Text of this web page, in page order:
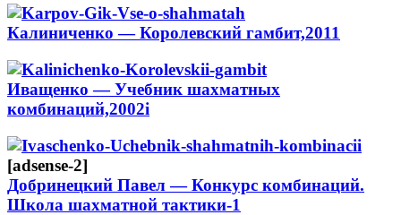
Калиниченко — Королевский гамбит,2011
Иващенко — Учебник шахматных
комбинаций,2002i
[adsense-2]
Добринецкий Павел — Конкурс комбинаций.
Школа шахматной тактики-1